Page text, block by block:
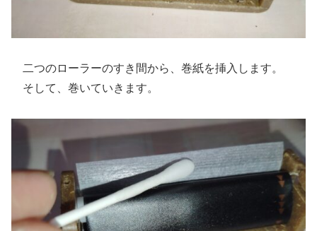
二つのローラーのすき間から、巻紙を挿入します。
そして、巻いていきます。